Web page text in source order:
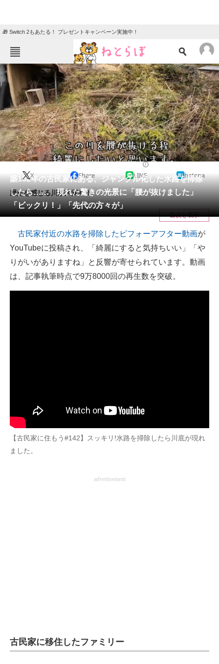
🎁 Switch 2もあたる！ プレゼントキャンペーン実施中！
ねとらぼメニュー
TOP ニュース
エンタメ クイズ
グルメ 地域
住まい 教育・育児
動物 リサーチ
会員記事
メディア
注目記事を集めた総合ページ
ITの今と未来を見通す
スマホと通信の最新トレンド
進化するPCとデバイスの未来
マーケ×ITの今がよく分かる
ITエンジニア向け専門サイト
企業向けIT製品の総合サイト
築152年の古民家にある、ジャングル化した水路を掃除
したら…… 現れた驚きの光景に「腰が抜けました」
「ビックリ！」「先代の方々が」
X Share LINE hatena
歴史を感じる川が大変身！
目次を表示
古民家付近の水路を掃除したビフォーアフター動画が
YouTubeに投稿され、「綺麗にすると気持ちいい」「や
りがいがありますね」と反響が寄せられています。動画
は、記事執筆時点で9万8000回の再生数を突破。
【古民家に住もう#142】スッキリ!水路を掃除したら川底が現れ
ました。
advertisement
古民家に移住したファミリー